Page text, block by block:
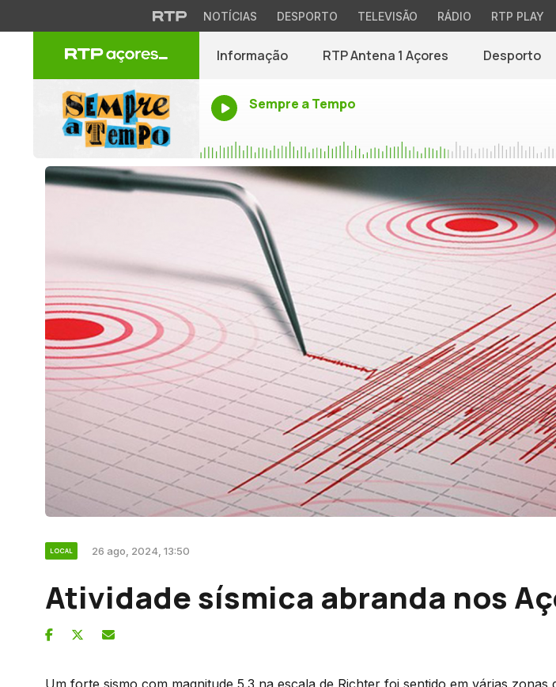
NOTÍCIAS DESPORTO TELEVISÃO RÁDIO RTP PLAY
Informação RTP Antena 1 Açores Desporto
Sempre a Tempo
LOCAL 26 ago, 2024, 13:50
Atividade sísmica abranda nos
Um forte sismo com magnitude 5.3 na escala de Richter foi sentido em várias zonas